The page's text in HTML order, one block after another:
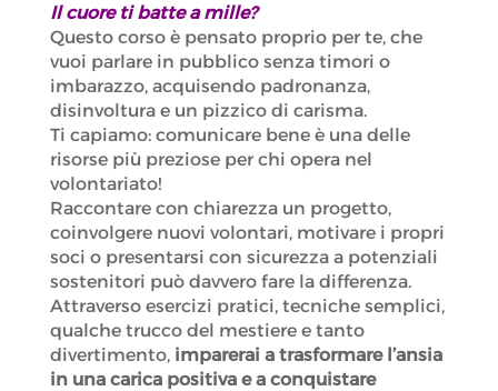
Il cuore ti batte a mille?
Questo corso è pensato proprio per te, che
vuoi parlare in pubblico senza timori o
imbarazzo, acquisendo padronanza,
disinvoltura e un pizzico di carisma.
Ti capiamo: comunicare bene è una delle
risorse più preziose per chi opera nel
volontariato!
Raccontare con chiarezza un progetto,
coinvolgere nuovi volontari, motivare i propri
soci o presentarsi con sicurezza a potenziali
sostenitori può davvero fare la differenza.
Attraverso esercizi pratici, tecniche semplici,
qualche trucco del mestiere e tanto
divertimento, imparerai a trasformare l’ansia
in una carica positiva e a conquistare